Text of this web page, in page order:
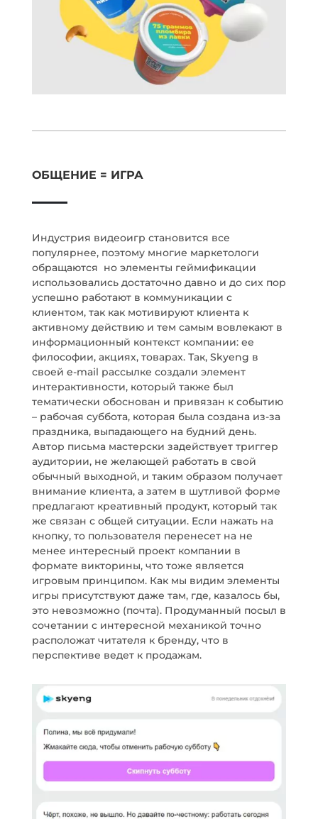
ОБЩЕНИЕ = ИГРА
Индустрия видеоигр становится все
популярнее, поэтому многие маркетологи
обращаются но элементы геймификации
использовались достаточно давно и до сих пор
успешно работают в коммуникации с
клиентом, так как мотивируют клиента к
активному действию и тем самым вовлекают в
информационный контекст компании: ее
философии, акциях, товарах. Так, Skyeng в
своей e-mail рассылке создали элемент
интерактивности, который также был
тематически обоснован и привязан к событию
– рабочая суббота, которая была создана из-за
праздника, выпадающего на будний день.
Автор письма мастерски задействует триггер
аудитории, не желающей работать в свой
обычный выходной, и таким образом получает
внимание клиента, а затем в шутливой форме
предлагают креативный продукт, который так
же связан с общей ситуации. Если нажать на
кнопку, то пользователя перенесет на не
менее интересный проект компании в
формате викторины, что тоже является
игровым принципом. Как мы видим элементы
игры присутствуют даже там, где, казалось бы,
это невозможно (почта). Продуманный посыл в
сочетании с интересной механикой точно
расположат читателя к бренду, что в
перспективе ведет к продажам.